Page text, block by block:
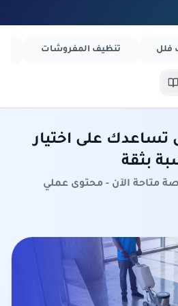
فلل تنظيف المفروشات
تساعدك على اختيار
بثقة
متاحة الآن - محتوى عملي